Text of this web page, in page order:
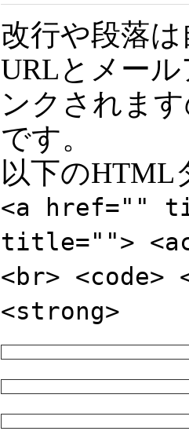
改行や段落
URLとメー
ンクされま
です。
以下のHTML
<a href=""
title="">
<br> <code>
<strong>